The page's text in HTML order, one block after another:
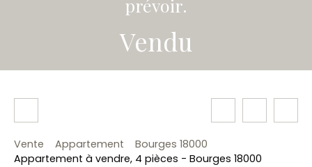
prévoir.
Vendu
Vente Appartement
Bourges 18000
Appartement à vendre, 4 pièces - Bourges 18000